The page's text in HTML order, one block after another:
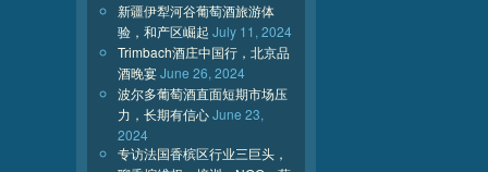
新疆伊犁河谷葡萄酒旅游体
验，和产区崛起 July 11, 2024
Trimbach酒庄中国行，北京品
酒晚宴June 26, 2024
波尔多葡萄酒直面短期市场压
力，长期有信心June 23,
2024
专访法国香槟区行业三巨头，